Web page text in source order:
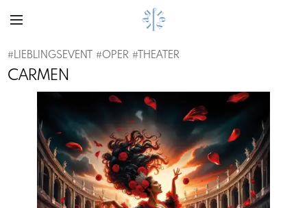
#LIEBLINGSEVENT #OPER # THEATER
CARMEN